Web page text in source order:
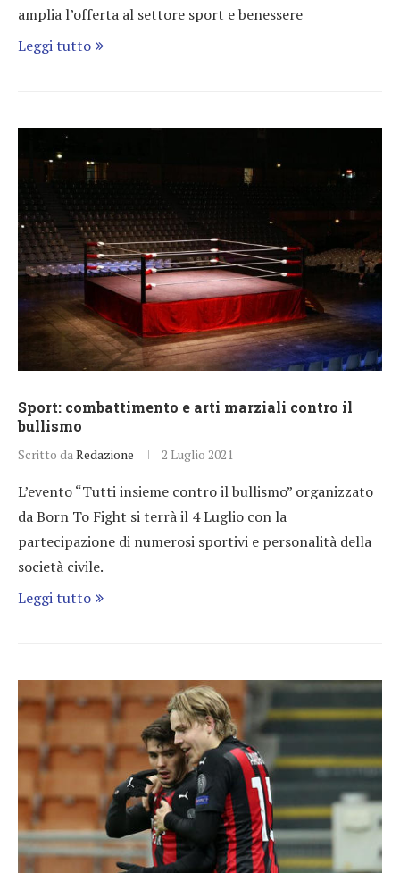
amplia l’offerta al settore sport e benessere
Leggi tutto
Sport: combattimento e arti marziali contro il
bullismo
Scritto da Redazione 2 Luglio 2021
L’evento “Tutti insieme contro il bullismo” organizzato
da Born To Fight si terrà il 4 Luglio con la
partecipazione di numerosi sportivi e personalità della
società civile.
Leggi tutto